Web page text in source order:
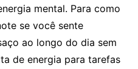
mental. Para como
se você sente
ao longo do dia sem
de energia para tarefas